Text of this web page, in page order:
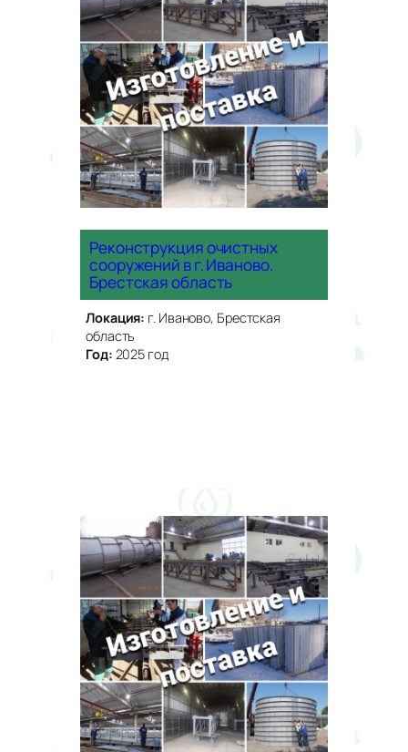
Реконструкция очистных
сооружений в г. Иваново.
Брестская область
Локация: г. Иваново, Брестская
область
Год: 2025 год